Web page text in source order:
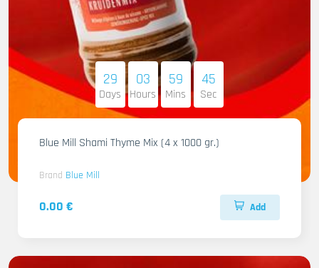
29
Days
03
Hours
59
Mins
43
Sec
Blue Mill Shami Thyme Mix (4 x 1000 gr.)
Brand Blue Mill
0.00 € Add